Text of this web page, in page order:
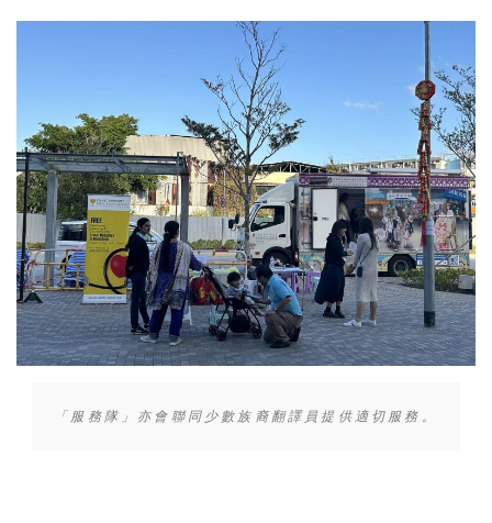
「服務隊」亦會聯同少數族裔翻譯員提供適切服務。